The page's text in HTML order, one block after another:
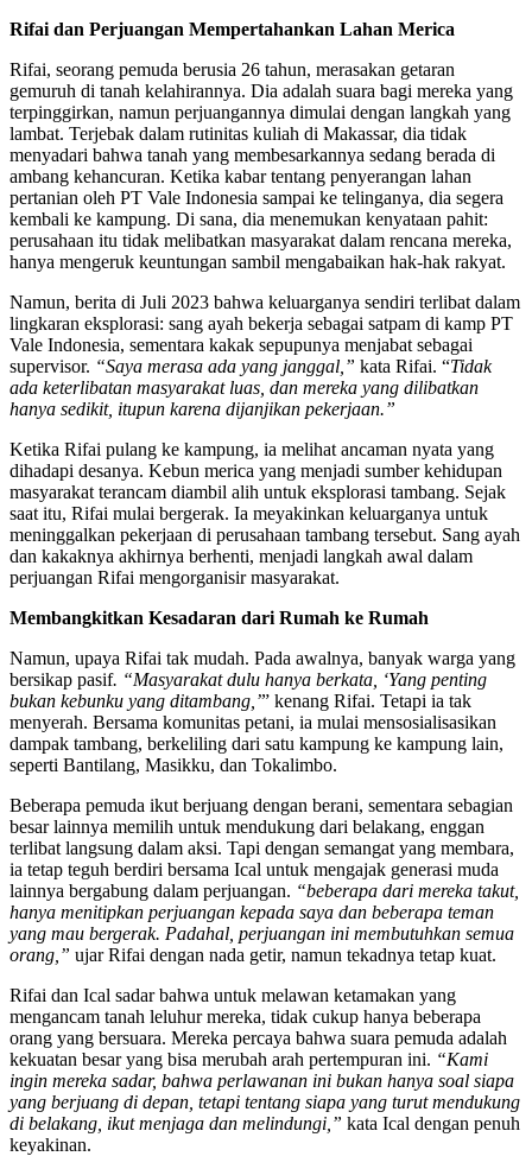
Rifai dan Perjuangan Mempertahankan Lahan Merica
Rifai, seorang pemuda berusia 26 tahun, merasakan getaran
gemuruh di tanah kelahirannya. Dia adalah suara bagi mereka yang
terpinggirkan, namun perjuangannya dimulai dengan langkah yang
lambat. Terjebak dalam rutinitas kuliah di Makassar, dia tidak
menyadari bahwa tanah yang membesarkannya sedang berada di
ambang kehancuran. Ketika kabar tentang penyerangan lahan
pertanian oleh PT Vale Indonesia sampai ke telinganya, dia segera
kembali ke kampung. Di sana, dia menemukan kenyataan pahit:
perusahaan itu tidak melibatkan masyarakat dalam rencana mereka,
hanya mengeruk keuntungan sambil mengabaikan hak-hak rakyat.
Namun, berita di Juli 2023 bahwa keluarganya sendiri terlibat dalam
lingkaran eksplorasi: sang ayah bekerja sebagai satpam di kamp PT
Vale Indonesia, sementara kakak sepupunya menjabat sebagai
supervisor. “Saya merasa ada yang janggal,” kata Rifai. “Tidak
ada keterlibatan masyarakat luas, dan mereka yang dilibatkan
hanya sedikit, itupun karena dijanjikan pekerjaan.”
Ketika Rifai pulang ke kampung, ia melihat ancaman nyata yang
dihadapi desanya. Kebun merica yang menjadi sumber kehidupan
masyarakat terancam diambil alih untuk eksplorasi tambang. Sejak
saat itu, Rifai mulai bergerak. Ia meyakinkan keluarganya untuk
meninggalkan pekerjaan di perusahaan tambang tersebut. Sang ayah
dan kakaknya akhirnya berhenti, menjadi langkah awal dalam
perjuangan Rifai mengorganisir masyarakat.
Membangkitkan Kesadaran dari Rumah ke Rumah
Namun, upaya Rifai tak mudah. Pada awalnya, banyak warga yang
bersikap pasif. “Masyarakat dulu hanya berkata, ‘Yang penting
bukan kebunku yang ditambang,’” kenang Rifai. Tetapi ia tak
menyerah. Bersama komunitas petani, ia mulai mensosialisasikan
dampak tambang, berkeliling dari satu kampung ke kampung lain,
seperti Bantilang, Masikku, dan Tokalimbo.
Beberapa pemuda ikut berjuang dengan berani, sementara sebagian
besar lainnya memilih untuk mendukung dari belakang, enggan
terlibat langsung dalam aksi. Tapi dengan semangat yang membara,
ia tetap teguh berdiri bersama Ical untuk mengajak generasi muda
lainnya bergabung dalam perjuangan. “beberapa dari mereka takut,
hanya menitipkan perjuangan kepada saya dan beberapa teman
yang mau bergerak. Padahal, perjuangan ini membutuhkan semua
orang,” ujar Rifai dengan nada getir, namun tekadnya tetap kuat.
Rifai dan Ical sadar bahwa untuk melawan ketamakan yang
mengancam tanah leluhur mereka, tidak cukup hanya beberapa
orang yang bersuara. Mereka percaya bahwa suara pemuda adalah
kekuatan besar yang bisa merubah arah pertempuran ini. “Kami
ingin mereka sadar, bahwa perlawanan ini bukan hanya soal siapa
yang berjuang di depan, tetapi tentang siapa yang turut mendukung
di belakang, ikut menjaga dan melindungi,” kata Ical dengan penuh
keyakinan.